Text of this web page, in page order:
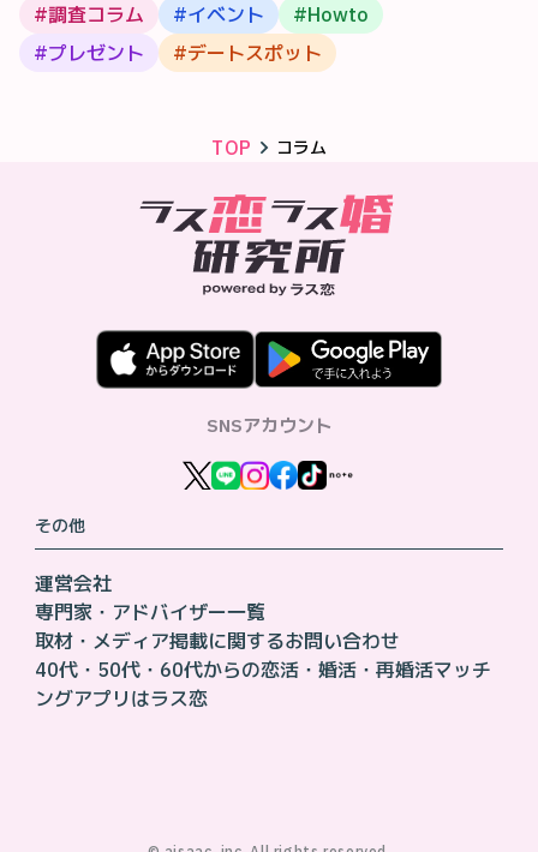
#調査コラム #イベント #Howto
#プレゼント #デートスポット
TOP コラム
SNSアカウント
その他
運営会社
専門家・アドバイザー一覧
取材・メディア掲載に関するお問い合わせ
40代・50代・60代からの恋活・婚活・再婚活マッチ
ングアプリはラス恋